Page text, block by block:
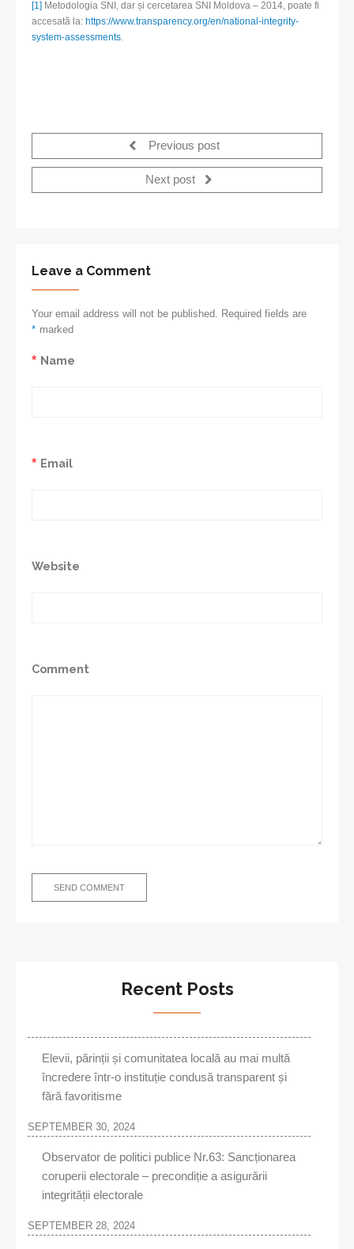
[1] Metodologia SNI, dar și cercetarea SNI Moldova – 2014, poate fi
accesată la: https://www.transparency.org/en/national-integrity-
system-assessments.
Previous post
Next post
Leave a Comment
Your email address will not be published. Required fields are
marked
*
Name
*
Email
*
Website
Comment
Recent Posts
Elevii, părinții și comunitatea locală au mai multă
încredere într-o instituție condusă transparent și
fără favoritisme
SEPTEMBER 30, 2024
Observator de politici publice Nr.63: Sancționarea
coruperii electorale – precondiție a asigurării
integrității electorale
SEPTEMBER 28, 2024